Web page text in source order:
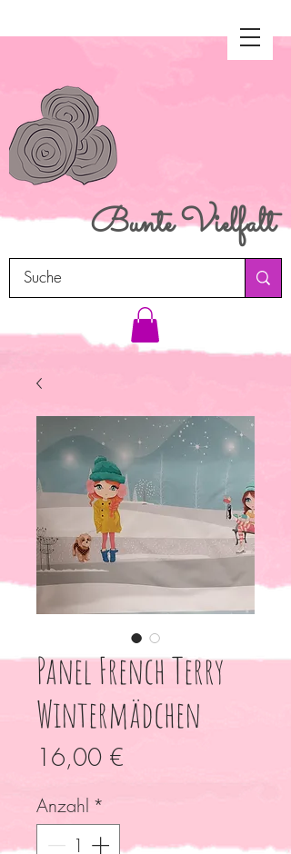
BunteVielfalt
Panel French Terry
Wintermädchen
16,00 €
Anzahl *